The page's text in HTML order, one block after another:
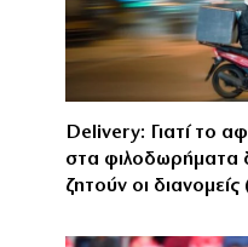
Delivery: Γιατί το
στα φιλοδωρήματα
ζητούν οι διανομείς